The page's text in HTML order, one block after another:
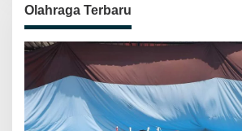
Olahraga Terbaru